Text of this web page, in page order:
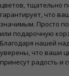
цветов, тщательно
гарантирует, что
значимым. Просто
или подарочную
Благодаря нашей
уверены, что ваши
принесут радость и